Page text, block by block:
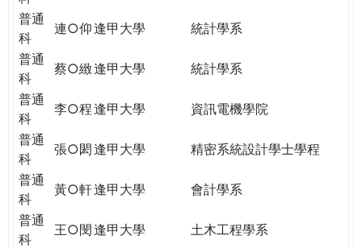
普通
科
連○仰逢甲大學
統計學系
普通
科
蔡○緻逢甲大學
統計學系
普通
科
李○程逢甲大學
資訊電機學院
普通
科
張○閎逢甲大學
精密系統設計學士學程
普通
科
黃○軒逢甲大學
會計學系
普通
科
王○閔逢甲大學
土木工程學系